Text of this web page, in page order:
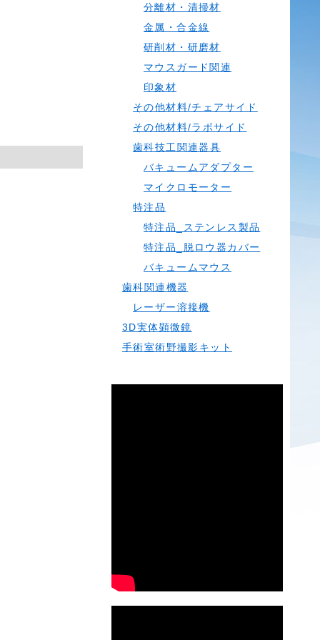
分離材・清掃材
金属・合金線
研削材・研磨材
マウスガード関連
印象材
その他材料/チェアサイド
その他材料/ラボサイド
歯科技工関連器具
バキュームアダプター
マイクロモーター
特注品
特注品_ステンレス製品
特注品_脱ロウ器カバー
バキュームマウス
歯科関連機器
レーザー溶接機
3D実体顕微鏡
手術室術野撮影キット